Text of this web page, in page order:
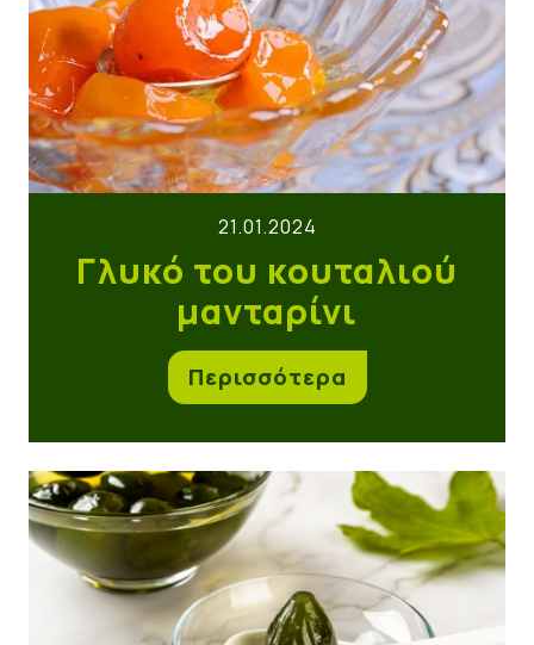
21.01.2024
Γλυκό του κουταλιού
μανταρίνι
Περισσότερα
Γλυκό κουταλιού Σύκο